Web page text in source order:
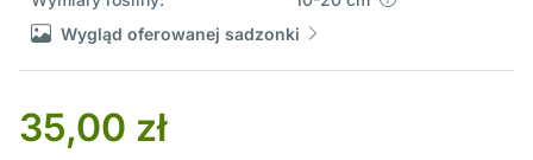
Wygląd oferowanej sadzonki
35,00 zł